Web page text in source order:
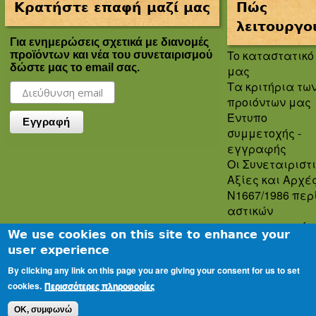
Κρατήστε επαφή μαζί μας
Για ενημερώσεις σχετικά με διανομές
προϊόντων και νέα του συνεταιρισμού
δώστε μας το email σας.
Πώς
To καταστατικό
μας
Τα κριτήρια
προιόντων μας
Έντυπο
συμμετοχής -
εγγραφής
Οι
Αξίες και
Ν1667/1986
αστικών
συνεταιρισμών
Πολιτική
Oροι και
We use cookies on this site to enhance your
user experience
By clicking any link on this page you are giving your consent for us to set
cookies. Περισσότερες πληροφορίες
OK, συμφωνώ